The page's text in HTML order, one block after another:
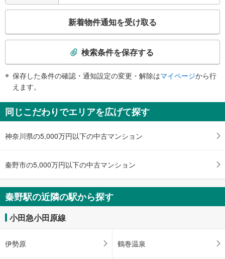
エスカレータ
・北口
・南口
《多機能トイレ》
・改札内
スロープ
その他
・ＡＥＤ
検
知
を
け
・
件
を
マ
イ
ー
新着物件通知を受け取る
検索条件を保存する
保存した条件の確認・通知設定の変更・解除はマイページから行
えます。
同じこだわりでエリアを広げて探す
神奈川県の5,000万円以下の中古マンション
秦野市の5,000万円以下の中古マンション
秦野駅の近隣の駅から探す
小田急小田原線
伊勢原 鶴巻温泉